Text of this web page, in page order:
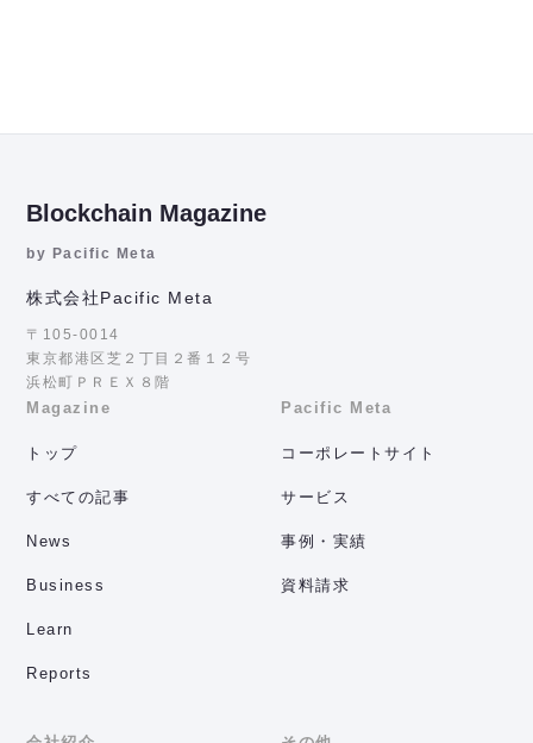
Blockchain Magazine
by Pacific Meta
株式会社Pacific Meta
〒105-0014
東京都港区芝２丁目２番１２号
浜松町ＰＲＥＸ８階
Magazine
トップ
すべての記事
News
Business
Learn
Reports
Pacific Meta
コーポレートサイト
サービス
事例・実績
資料請求